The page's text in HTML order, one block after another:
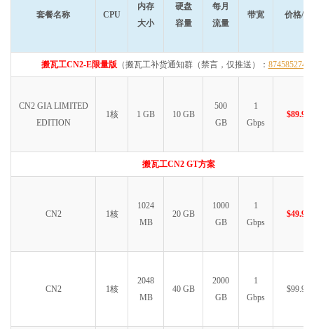
套餐名称 CPU
内存
大小
硬盘
容量
每月
流量
带宽 价格/年
搬瓦工CN2-E限量版（搬瓦工补货通知群（禁言，仅推送）： 874585274
CN2 GIA LIMITED
EDITION
1核 1 GB 10 GB
500
GB
1
Gbps
$89.99
搬瓦工CN2 GT方案
CN2 1核
1024
MB
20 GB
1000
GB
1
Gbps
$49.99
CN2 1核
2048
MB
40 GB
2000
GB
1
Gbps
$99.99